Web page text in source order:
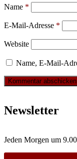
Name *
E-Mail-Adresse *
Website
Name, E-Mail-
Newsletter
Jeden Morgen um